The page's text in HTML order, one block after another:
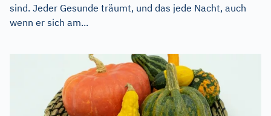
sind. Jeder Gesunde träumt, und das jede Nacht, auch
wenn er sich am...